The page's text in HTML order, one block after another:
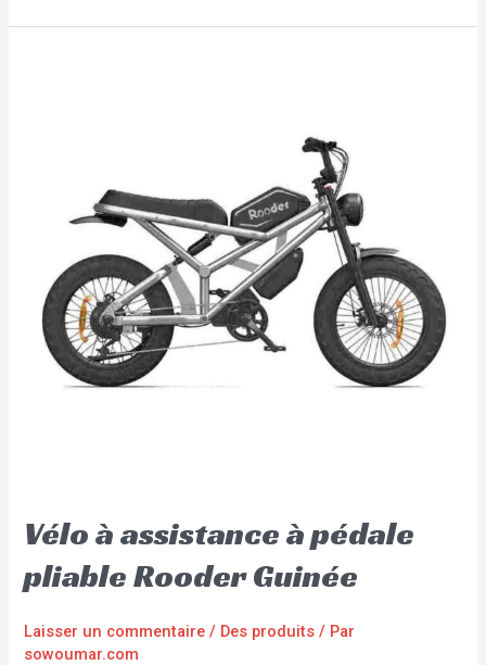
Vélo à assistance à pédale
pliable Rooder Guinée
Laisser un commentaire / Des produits / Par
sowoumar.com